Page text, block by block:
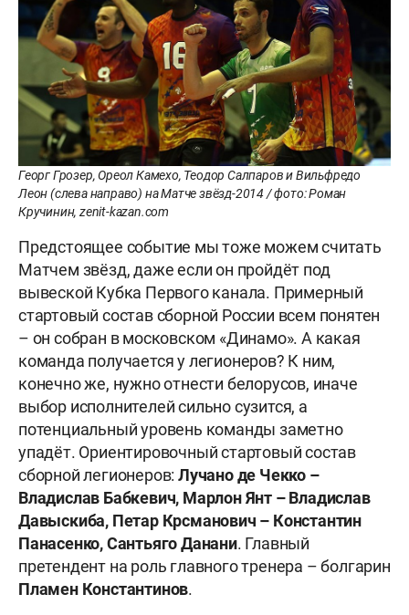
Георг Грозер, Ореол Камехо, Теодор Салпаров и Вильфредо
Леон (слева направо) на Матче звёзд-2014 / фото: Роман
Кручинин, zenit-kazan.com
Предстоящее событие мы тоже можем считать
Матчем звёзд, даже если он пройдёт под
вывеской Кубка Первого канала. Примерный
стартовый состав сборной России всем понятен
– он собран в московском «Динамо». А какая
команда получается у легионеров? К ним,
конечно же, нужно отнести белорусов, иначе
выбор исполнителей сильно сузится, а
потенциальный уровень команды заметно
упадёт. Ориентировочный стартовый состав
сборной легионеров: Лучано де Чекко –
Владислав Бабкевич, Марлон Янт – Владислав
Давыскиба, Петар Крсманович – Константин
Панасенко, Сантьяго Данани. Главный
претендент на роль главного тренера – болгарин
Пламен Константинов.